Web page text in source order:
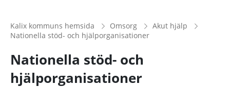
Kalix kommuns hemsida Omsorg
Akut hjälp
Nationella stöd- och hjälporganisationer
Nationella stöd- och
hjälporganisationer